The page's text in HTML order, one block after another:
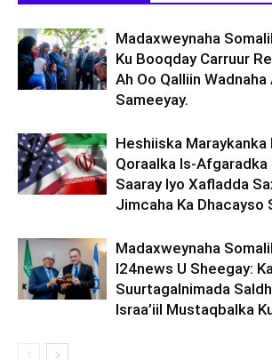
Madaxweynaha
Ku Booqday Carruur
Ah Oo Qalliin Wadnaha
Sameeyay.
Heshiiska Maraykanka
Qoraalka Is-Afgaradka
Saaray Iyo Xafladda
Jimcaha Ka Dhacayso
Madaxweynaha
I24news U Sheegay:
Suurtagalnimada
Israa’iil Mustaqbalka